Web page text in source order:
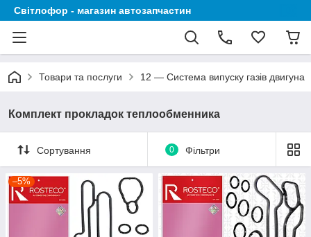
Світлофор - магазин автозапчастин
Товари та послуги 12 — Система випуску газів двигуна
Комплект прокладок теплообменника
Сортування 0 Фільтри
–5%